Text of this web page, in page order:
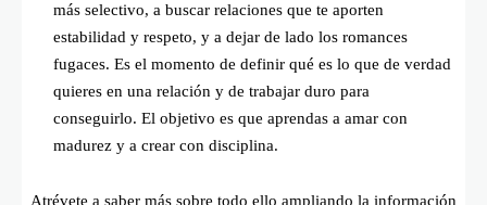
más selectivo, a buscar relaciones que te aporten
estabilidad y respeto, y a dejar de lado los romances
fugaces. Es el momento de definir qué es lo que de verdad
quieres en una relación y de trabajar duro para
conseguirlo. El objetivo es que aprendas a amar con
madurez y a crear con disciplina.
Atrévete a saber más sobre todo ello ampliando la información